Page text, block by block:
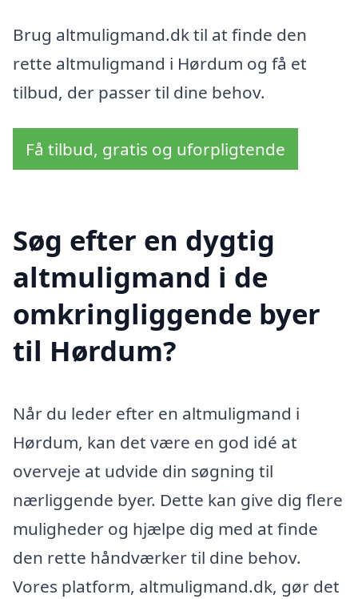
Brug altmuligmand.dk til at finde den
rette altmuligmand i Hørdum og få et
tilbud, der passer til dine behov.
Få tilbud, gratis og uforpligtende
Søg efter en dygtig
altmuligmand i de
omkringliggende byer
til Hørdum?
Når du leder efter en altmuligmand i
Hørdum, kan det være en god idé at
overveje at udvide din søgning til
nærliggende byer. Dette kan give dig flere
muligheder og hjælpe dig med at finde
den rette håndværker til dine behov.
Vores platform, altmuligmand.dk, gør det